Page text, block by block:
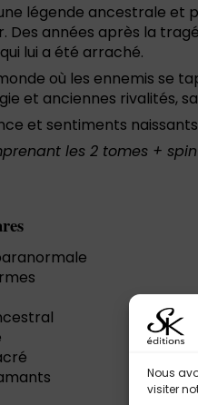
Nous
visiter
légende ancestrale et
Des années après la
lui a été arraché.
où les ennemis se
et anciennes rivalités,
et sentiments
les 2 tomes +